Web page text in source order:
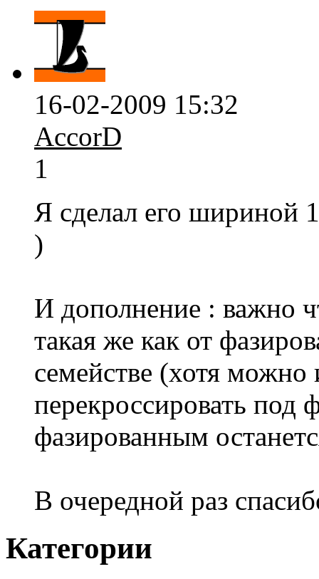
16-02-2009 15:32
AccorD
1
Я сделал его шириной
)
И дополнение : важно
такая же как от
семействе (хотя
перекроссировать под
фазированным
В очередной раз
Категории